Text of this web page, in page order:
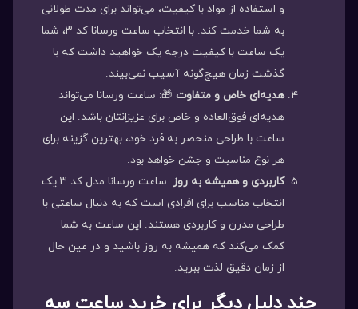
و استفاده از مواد با کیفیت، می‌تواند برای مدت طولانی
به شما خدمت کند. با انتخاب ساعت ورسانا کد ۳، شما
یک ساعت با کیفیت درجه یک خواهید داشت که با
گذشت زمان هیچ‌گونه آسیب نمی‌بیند.
هدیه‌ای خاص و متفاوت 🎁: ساعت ورسانا می‌تواند
هدیه‌ای فوق‌العاده و خاص برای عزیزانتان باشد. این
ساعت با طراحی منحصر به فرد خود، بهترین گزینه برای
هر نوع مناسبت و جشن خواهد بود.
کاربردی و همیشه به روز
: ساعت ورسانا مدل کد ۳ یک
انتخاب مناسب برای افرادی است که به دنبال ساعتی با
طراحی مدرن و کاربردی هستند. این ساعت به شما
کمک می‌کند که همیشه به روز باشید و در عین حال
از زمان دقیق لذت ببرید.
چند دلیل دیگر برای خرید ساعت سه